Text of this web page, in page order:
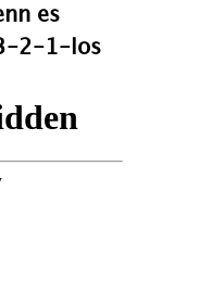
es
2-1-los